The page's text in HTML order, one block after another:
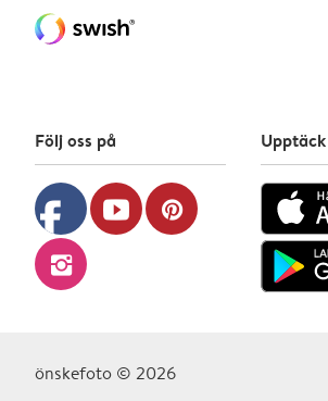
Följ oss på
facebook youtube pinterest
instagram
önskefoto © 2026